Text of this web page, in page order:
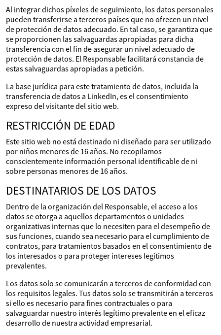
Al integrar dichos píxeles de seguimiento, los datos personales
pueden transferirse a terceros países que no ofrecen un nivel
de protección de datos adecuado. En tal caso, se garantiza que
se proporcionen las salvaguardas apropiadas para dicha
transferencia con el fin de asegurar un nivel adecuado de
protección de datos. El Responsable facilitará constancia de
estas salvaguardas apropiadas a petición.
La base jurídica para este tratamiento de datos, incluida la
transferencia de datos a LinkedIn, es el consentimiento
expreso del visitante del sitio web.
RESTRICCIÓN DE EDAD
Este sitio web no está destinado ni diseñado para ser utilizado
por niños menores de 16 años. No recopilamos
conscientemente información personal identificable de ni
sobre personas menores de 16 años.
DESTINATARIOS DE LOS DATOS
Dentro de la organización del Responsable, el acceso a los
datos se otorga a aquellos departamentos o unidades
organizativas internas que lo necesiten para el desempeño de
sus funciones, cuando sea necesario para el cumplimiento de
contratos, para tratamientos basados en el consentimiento de
los interesados o para proteger intereses legítimos
prevalentes.
Los datos solo se comunicarán a terceros de conformidad con
los requisitos legales. Tus datos solo se transmitirán a terceros
si ello es necesario para fines contractuales o para
salvaguardar nuestro interés legítimo prevalente en el eficaz
desarrollo de nuestra actividad empresarial.